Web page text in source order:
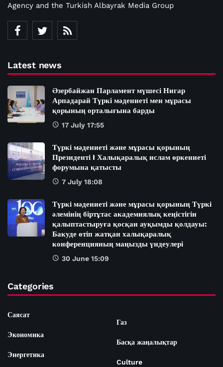
Agency and the Turkish Albayrak Media Group
Latest news
Әзербайжан Парламент мүшесі Нигар
Арпадарай Түркі мәдениеті мен мұрасы
қорының орталығына барды
17 July 17:55
Түркі мәдениеті және мұрасы қорының
Президенті I Халықаралық ислам өркениеті
форумына қатысты
7 July 18:08
Түркі мәдениеті және мұрасы қорының Түркі
әлемінің біртұтас академиялық кеңістігін
қалыптастыруға қосқан ауқымды қолдауы:
Бакуде өтіп жатқан халықаралық
конференцияның маңызды үндеулері
30 June 15:09
Categories
Саясат
Экономика
Энергетика
Газ
Басқа жаңалықтар
Culture